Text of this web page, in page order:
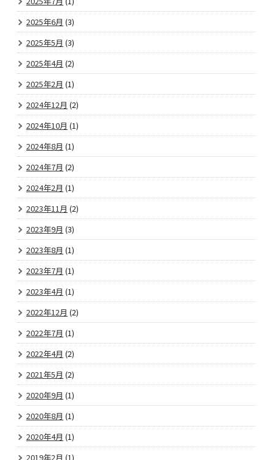
2025年6月 (3)
2025年5月 (3)
2025年4月 (2)
2025年2月 (1)
2024年12月 (2)
2024年10月 (1)
2024年8月 (1)
2024年7月 (2)
2024年2月 (1)
2023年11月 (2)
2023年9月 (3)
2023年8月 (1)
2023年7月 (1)
2023年4月 (1)
2022年12月 (2)
2022年7月 (1)
2022年4月 (2)
2021年5月 (2)
2020年9月 (1)
2020年8月 (1)
2020年4月 (1)
2019年2月 (1)